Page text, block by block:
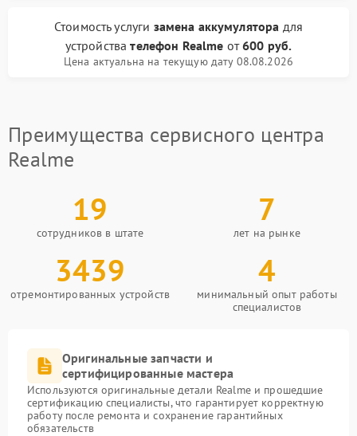
Стоимость услуги замена аккумулятора для
устройствателефон Realme от600 руб.
Цена актуальна на текущую дату 08.08.2026
Преимущества сервисного центра
Realme
19
сотрудников в штате
7
лет на рынке
3439
отремонтированных устройств
4
минимальный опыт работы
специалистов
Оригинальные запчасти и
сертифицированные мастера
Используются оригинальные детали Realme и прошедшие
сертификацию специалисты, что гарантирует корректную
работу после ремонта и сохранение гарантийных
обязательств